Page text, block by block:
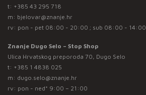
t: +385 43 295 718
m: bjelovar@znanje.hr
rv: pon - pet 08:00 - 20:00 ; sub 08:00 - 14:00
Znanje Dugo Selo – Stop Shop
Ulica Hrvatskog preporoda 70, Dugo Selo
t: +385 1 4838 025
m: dugo.selo@znanje.hr
rv: pon - ned* 9:00 – 21:00